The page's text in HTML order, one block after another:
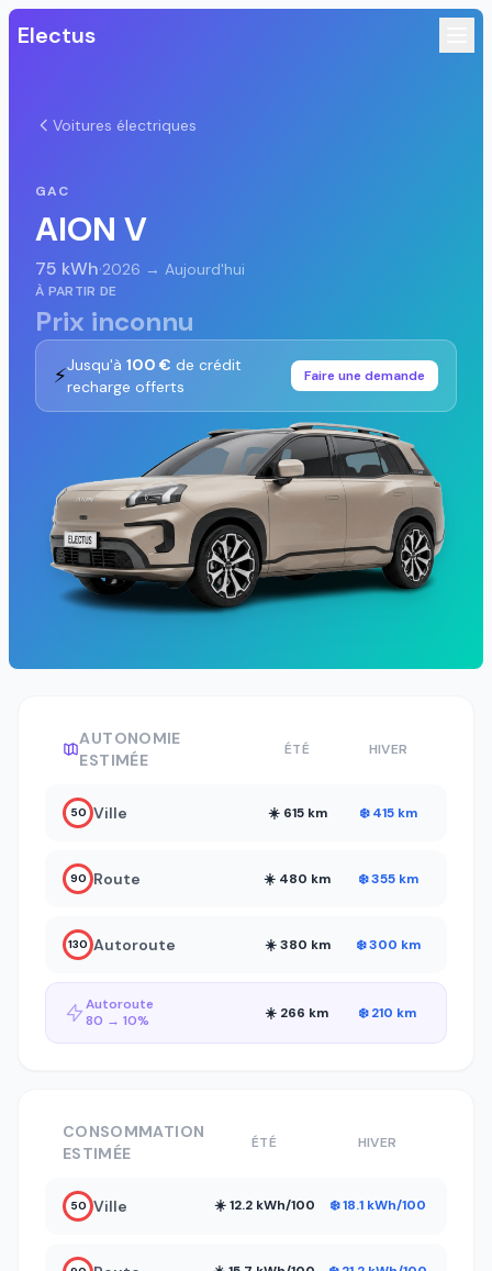
Electus
Voitures électriques
GAC
AION V
75 kWh·2026 → Aujourd'hui
À PARTIR DE
Prix inconnu
⚡Jusqu'à 100 € de crédit
recharge offerts
Faire une demande
AUTONOMIE
ESTIMÉE
ÉTÉ HIVER
50 Ville ☀️ 615 km ❄️ 415 km
90 Route ☀️ 480 km ❄️ 355 km
130 Autoroute ☀️ 380 km ❄️ 300 km
Autoroute
80 → 10%
☀️ 266 km ❄️ 210 km
CONSOMMATION
ESTIMÉE
ÉTÉ HIVER
50 Ville ☀️ 12.2 kWh/100 ❄️ 18.1 kWh/100